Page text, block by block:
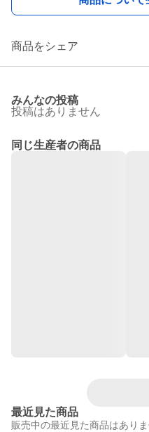
商品をシェア
みんなの投稿
投稿はありません
同じ生産者の商品
最近見た商品
販売中の最近見た商品はありま